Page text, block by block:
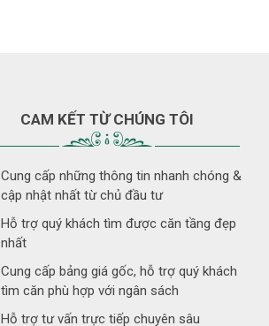
CAM KẾT TỪ CHÚNG TÔI
Cung cấp những thông tin nhanh chóng &
cập nhật nhất từ chủ đầu tư
Hỗ trợ quý khách tìm được căn tầng đẹp
nhất
Cung cấp bảng giá gốc, hỗ trợ quý khách
tìm căn phù hợp với ngân sách
Hỗ trợ tư vấn trực tiếp chuyên sâu